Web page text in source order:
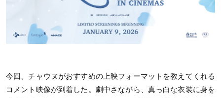
今回、チャウヌがおすすめの上映フォーマットを教えてくれる
コメント映像が到着した。劇中さながら、真っ白な衣装に身を